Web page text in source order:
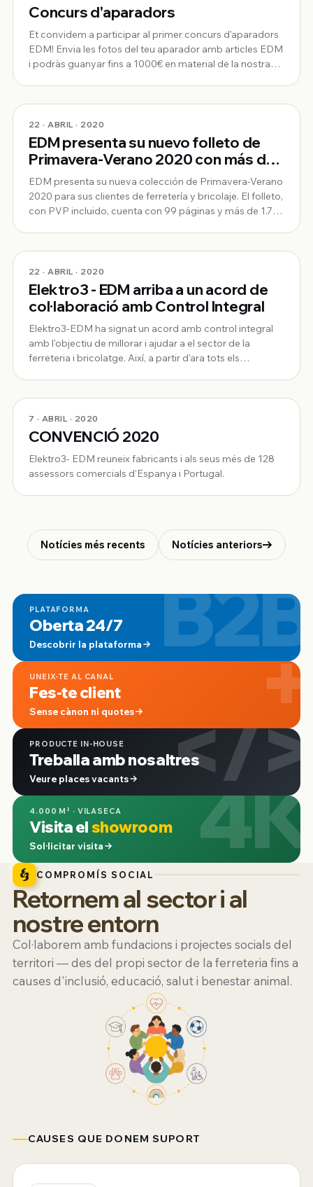
Concurs d'aparadors
Et convidem a participar al primer concurs d'aparadors
EDM! Envia les fotos del teu aparador amb articles EDM
i podràs guanyar fins a 1000€ en material de la nostra
22 · ABRIL · 2020
EDM presenta su nuevo folleto de
Primavera-Verano 2020 con más de
1.750 productos
EDM presenta su nueva colección de Primavera-Verano
2020 para sus clientes de ferretería y bricolaje. El folleto,
con PVP incluido, cuenta con 99 páginas y más de 1.750
tendido y planchad
22 · ABRIL · 2020
Elektro3 - EDM arriba a un acord de
col·laboració amb Control Integral
Elektro3-EDM ha signat un acord amb control integral
amb l'objectiu de millorar i ajudar a el sector de la
ferreteria i bricolatge. Així, a partir d'ara tots els
programari especialitzat.
7 · ABRIL · 2020
CONVENCIÓ 2020
Elektro3- EDM reuneix fabricants i als seus més de 128
assessors comercials d'Espanya i Portugal.
Notícies més recents Notícies anteriors
B2B
PLATAFORMA
Oberta 24/7
Descobrir la plataforma +
UNEIX-TE AL CANAL
Fes-te client
Sense cànon ni quotes </>
PRODUCTE IN-HOUSE
Treballa amb nosaltres
Veure places vacants 4K
4.000 M² · VILASECA
Visita elshowroom
Sol·licitar visita
COMPROMÍS SOCIAL
Retornem al sector i al
nostre entorn
Col·laborem amb fundacions i projectes socials del
territori — des del propi sector de la ferreteria fins a
causes d'inclusió, educació, salut i benestar animal.
CAUSES QUE DONEM SUPORT